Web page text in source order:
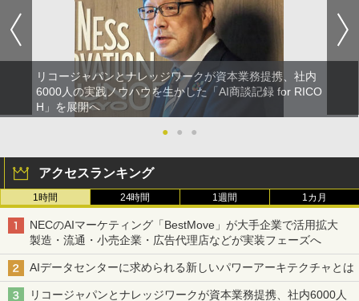
リコージャパンとナレッジワークが資本業務提携、社内
6000人の実践ノウハウを生かした「AI商談記録 for RICO
H」を展開へ
●
● ●
アクセスランキング
1時間 24時間 1週間 1カ月
NECのAIマーケティング「BestMove」が大手企業で活用拡大
製造・流通・小売企業・広告代理店などが実装フェーズへ
AIデータセンターに求められる新しいパワーアーキテクチャとは
リコージャパンとナレッジワークが資本業務提携、社内6000人